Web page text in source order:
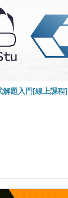
解題入門[線上課程]